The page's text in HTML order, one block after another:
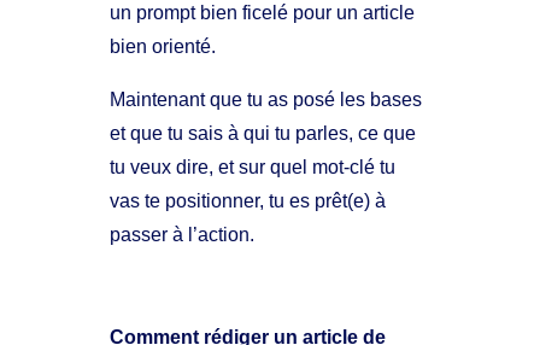
un prompt bien ficelé pour un article
bien orienté.
Maintenant que tu as posé les bases
et que tu sais à qui tu parles, ce que
tu veux dire, et sur quel mot-clé tu
vas te positionner, tu es prêt(e) à
passer à l’action.
Comment rédiger un article de